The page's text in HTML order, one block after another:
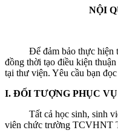
NỘI
Để đảm bảo thực hiện
đồng thời tạo điều kiện
tại thư viện. Yêu cầu bạn
I. ĐỐI TƯỢNG PHỤC VỤ
Tất cả học sinh, sinh
viên chức trường TCVHNT